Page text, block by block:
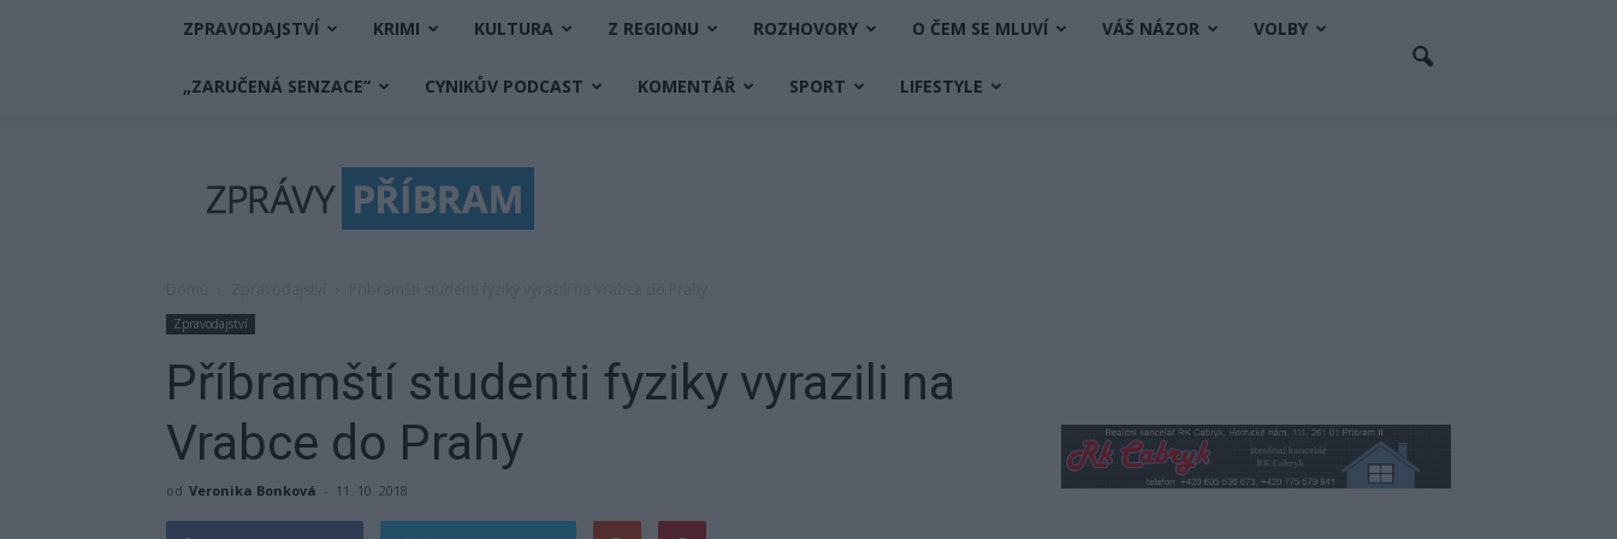
ZPRAVODAJSTVÍ KRIMI KULTURA Z REGIONU ROZHOVORY O ČEM SE MLUVÍ VÁŠ NÁZOR VOLBY
„ZARUČENÁ SENZACE“ CYNIKŮV PODCAST KOMENTÁŘ SPORT LIFESTYLE
Příbram
Zpravodajství
Příbramští studenti fyziky vyrazili na
Vrabce do Prahy
od Veronika Bonková - 11. 10. 2018